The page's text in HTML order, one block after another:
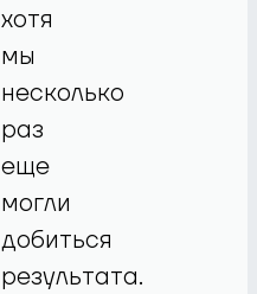
хотя
мы
несколько
раз
еще
могли
добиться
результата.